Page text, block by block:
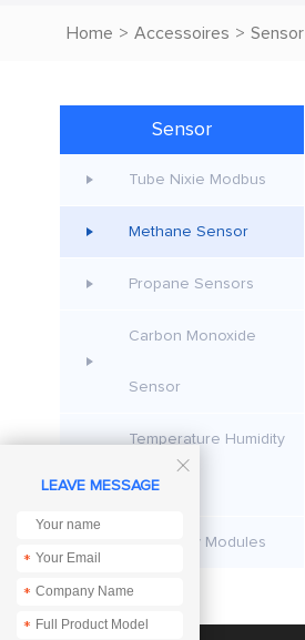
Home > Accessoires > Sensor
Sensor
Tube Nixie Modbus
Methane Sensor
Propane Sensors
Carbon Monoxide
Sensor
Temperature Humidity
Transmitt
Air Quality Modules

LEAVE MESSAGE
*
*
*